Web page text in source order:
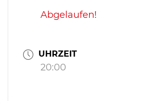
Abgelaufen!
UHRZEIT
20:00